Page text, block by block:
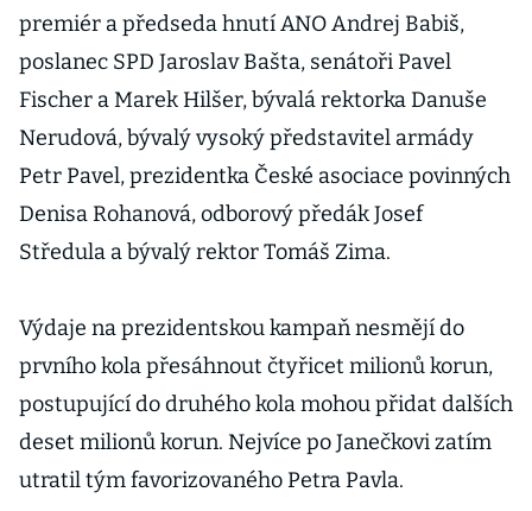
premiér a předseda hnutí ANO Andrej Babiš,
poslanec SPD Jaroslav Bašta, senátoři Pavel
Fischer a Marek Hilšer, bývalá rektorka Danuše
Nerudová, bývalý vysoký představitel armády
Petr Pavel, prezidentka České asociace povinných
Denisa Rohanová, odborový předák Josef
Středula a bývalý rektor Tomáš Zima.
Výdaje na prezidentskou kampaň nesmějí do
prvního kola přesáhnout čtyřicet milionů korun,
postupující do druhého kola mohou přidat dalších
deset milionů korun. Nejvíce po Janečkovi zatím
utratil tým favorizovaného Petra Pavla.